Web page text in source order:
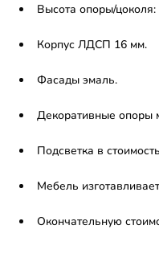
Высота опоры/
Корпус ЛДСП 16 мм.
Фасады эмаль.
Декоративные опоры
Подсветка в
Мебель
Окончательную